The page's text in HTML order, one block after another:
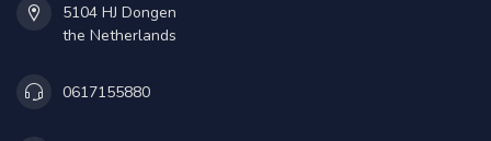
5104 HJ Dongen
the Netherlands
0617155880